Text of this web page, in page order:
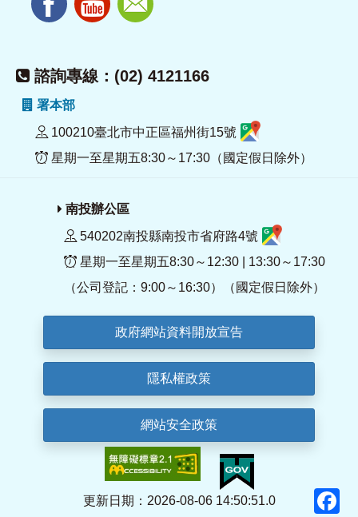
諮詢專線：(02) 4121166
署本部
100210臺北市中正區福州街15號
星期一至星期五8:30～17:30（國定假日除外）
南投辦公區
540202南投縣南投市省府路4號
星期一至星期五8:30～12:30 | 13:30～17:30
（公司登記：9:00～16:30）（國定假日除外）
政府網站資料開放宣告
隱私權政策
網站安全政策
更新日期：2026-08-06 14:50:51.0